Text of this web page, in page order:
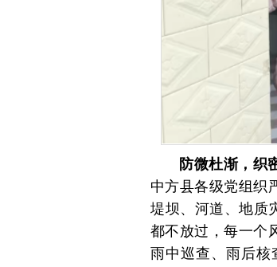
防微杜渐，织
中方县各级党组织
堤坝、河道、地质
都不放过，每一个
雨中巡查、雨后核